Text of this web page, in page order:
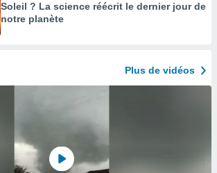
Soleil ? La science réécrit le dernier jour de
notre planète
Plus de vidéos